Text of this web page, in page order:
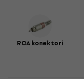
RCA konektori